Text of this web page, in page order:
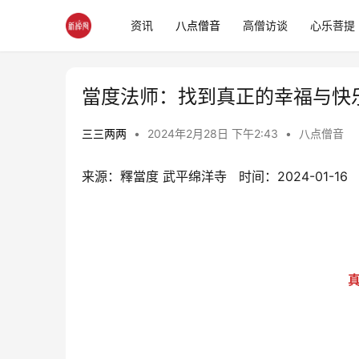
资讯 八点僧音 高僧访谈 心乐菩提
當度法师：找到真正的幸福与快
三三两两 • 2024年2月28日 下午2:43 • 八点僧音
来源：釋當度 武平绵洋寺   时间：2024-01-16